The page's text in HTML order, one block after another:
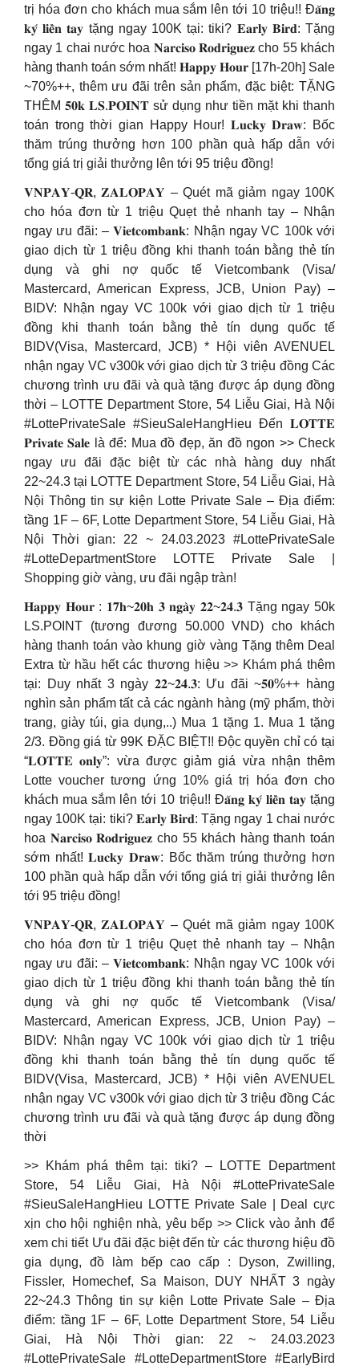
trị hóa đơn cho khách mua sắm lên tới 10 triệu!! Đ𝐚̆𝐧𝐠
𝐤𝐲́ 𝐥𝐢𝐞̂̀𝐧 𝐭𝐚𝐲 tặng ngay 100K tại: tiki? 𝐄𝐚𝐫𝐥𝐲 𝐁𝐢𝐫𝐝: Tặng
ngay 1 chai nước hoa 𝐍𝐚𝐫𝐜𝐢𝐬𝐨 𝐑𝐨𝐝𝐫𝐢𝐠𝐮𝐞𝐳 cho 55 khách
hàng thanh toán sớm nhất! 𝐇𝐚𝐩𝐩𝐲 𝐇𝐨𝐮𝐫 [17h-20h] Sale
~70%++, thêm ưu đãi trên sản phẩm, đặc biệt: TẶNG
THÊM 𝟓𝟎𝐤 𝐋𝐒.𝐏𝐎𝐈𝐍𝐓 sử dụng như tiền mặt khi thanh
toán trong thời gian Happy Hour! 𝐋𝐮𝐜𝐤𝐲 𝐃𝐫𝐚𝐰: Bốc
thăm trúng thưởng hơn 100 phần quà hấp dẫn với
tổng giá trị giải thưởng lên tới 95 triệu đồng!
𝐕𝐍𝐏𝐀𝐘-𝐐𝐑, 𝐙𝐀𝐋𝐎𝐏𝐀𝐘 – Quét mã giảm ngay 100K
cho hóa đơn từ 1 triệu Quẹt thẻ nhanh tay – Nhận
ngay ưu đãi: – 𝐕𝐢𝐞𝐭𝐜𝐨𝐦𝐛𝐚𝐧𝐤: Nhận ngay VC 100k với
giao dịch từ 1 triệu đồng khi thanh toán bằng thẻ tín
dụng và ghi nợ quốc tế Vietcombank (Visa/
Mastercard, American Express, JCB, Union Pay) –
BIDV: Nhận ngay VC 100k với giao dịch từ 1 triệu
đồng khi thanh toán bằng thẻ tín dụng quốc tế
BIDV(Visa, Mastercard, JCB) * Hội viên AVENUEL
nhận ngay VC v300k với giao dịch từ 3 triệu đồng Các
chương trình ưu đãi và quà tặng được áp dụng đồng
thời – LOTTE Department Store, 54 Liễu Giai, Hà Nội
#LottePrivateSale #SieuSaleHangHieu Đến 𝐋𝐎𝐓𝐓𝐄
𝐏𝐫𝐢𝐯𝐚𝐭𝐞 𝐒𝐚𝐥𝐞 là để: Mua đồ đẹp, ăn đồ ngon >> Check
ngay ưu đãi đặc biệt từ các nhà hàng duy nhất
22~24.3 tại LOTTE Department Store, 54 Liễu Giai, Hà
Nội Thông tin sự kiện Lotte Private Sale – Địa điểm:
tầng 1F – 6F, Lotte Department Store, 54 Liễu Giai, Hà
Nội Thời gian: 22 ~ 24.03.2023 #LottePrivateSale
#LotteDepartmentStore LOTTE Private Sale |
Shopping giờ vàng, ưu đãi ngập tràn!
𝐇𝐚𝐩𝐩𝐲 𝐇𝐨𝐮𝐫 : 𝟏𝟕𝐡~𝟐𝟎𝐡 𝟑 𝐧𝐠𝐚̀𝐲 𝟐𝟐~𝟐𝟒.𝟑 Tặng ngay 50k
LS.POINT (tương đương 50.000 VND) cho khách
hàng thanh toán vào khung giờ vàng Tặng thêm Deal
Extra từ hầu hết các thương hiệu >> Khám phá thêm
tại: Duy nhất 3 ngày 𝟐𝟐~𝟐𝟒.𝟑: Ưu đãi ~𝟓𝟎%++ hàng
nghìn sản phẩm tất cả các ngành hàng (mỹ phẩm, thời
trang, giày túi, gia dụng,..) Mua 1 tặng 1. Mua 1 tặng
2/3. Đồng giá từ 99K ĐẶC BIỆT!! Độc quyền chỉ có tại
“𝐋𝐎𝐓𝐓𝐄 𝐨𝐧𝐥𝐲”: vừa được giảm giá vừa nhận thêm
Lotte voucher tương ứng 10% giá trị hóa đơn cho
khách mua sắm lên tới 10 triệu!! Đ𝐚̆𝐧𝐠 𝐤𝐲́ 𝐥𝐢𝐞̂̀𝐧 𝐭𝐚𝐲 tặng
ngay 100K tại: tiki? 𝐄𝐚𝐫𝐥𝐲 𝐁𝐢𝐫𝐝: Tặng ngay 1 chai nước
hoa 𝐍𝐚𝐫𝐜𝐢𝐬𝐨 𝐑𝐨𝐝𝐫𝐢𝐠𝐮𝐞𝐳 cho 55 khách hàng thanh toán
sớm nhất! 𝐋𝐮𝐜𝐤𝐲 𝐃𝐫𝐚𝐰: Bốc thăm trúng thưởng hơn
100 phần quà hấp dẫn với tổng giá trị giải thưởng lên
tới 95 triệu đồng!
𝐕𝐍𝐏𝐀𝐘-𝐐𝐑, 𝐙𝐀𝐋𝐎𝐏𝐀𝐘 – Quét mã giảm ngay 100K
cho hóa đơn từ 1 triệu Quẹt thẻ nhanh tay – Nhận
ngay ưu đãi: – 𝐕𝐢𝐞𝐭𝐜𝐨𝐦𝐛𝐚𝐧𝐤: Nhận ngay VC 100k với
giao dịch từ 1 triệu đồng khi thanh toán bằng thẻ tín
dụng và ghi nợ quốc tế Vietcombank (Visa/
Mastercard, American Express, JCB, Union Pay) –
BIDV: Nhận ngay VC 100k với giao dịch từ 1 triệu
đồng khi thanh toán bằng thẻ tín dụng quốc tế
BIDV(Visa, Mastercard, JCB) * Hội viên AVENUEL
nhận ngay VC v300k với giao dịch từ 3 triệu đồng Các
chương trình ưu đãi và quà tặng được áp dụng đồng
thời
>> Khám phá thêm tại: tiki? – LOTTE Department
Store, 54 Liễu Giai, Hà Nội #LottePrivateSale
#SieuSaleHangHieu LOTTE Private Sale | Deal cực
xịn cho hội nghiện nhà, yêu bếp >> Click vào ảnh để
xem chi tiết Ưu đãi đặc biệt đến từ các thương hiệu đồ
gia dụng, đồ làm bếp cao cấp : Dyson, Zwilling,
Fissler, Homechef, Sa Maison, DUY NHẤT 3 ngày
22~24.3 Thông tin sự kiện Lotte Private Sale – Địa
điểm: tầng 1F – 6F, Lotte Department Store, 54 Liễu
Giai, Hà Nội Thời gian: 22 ~ 24.03.2023
#LottePrivateSale #LotteDepartmentStore #EarlyBird